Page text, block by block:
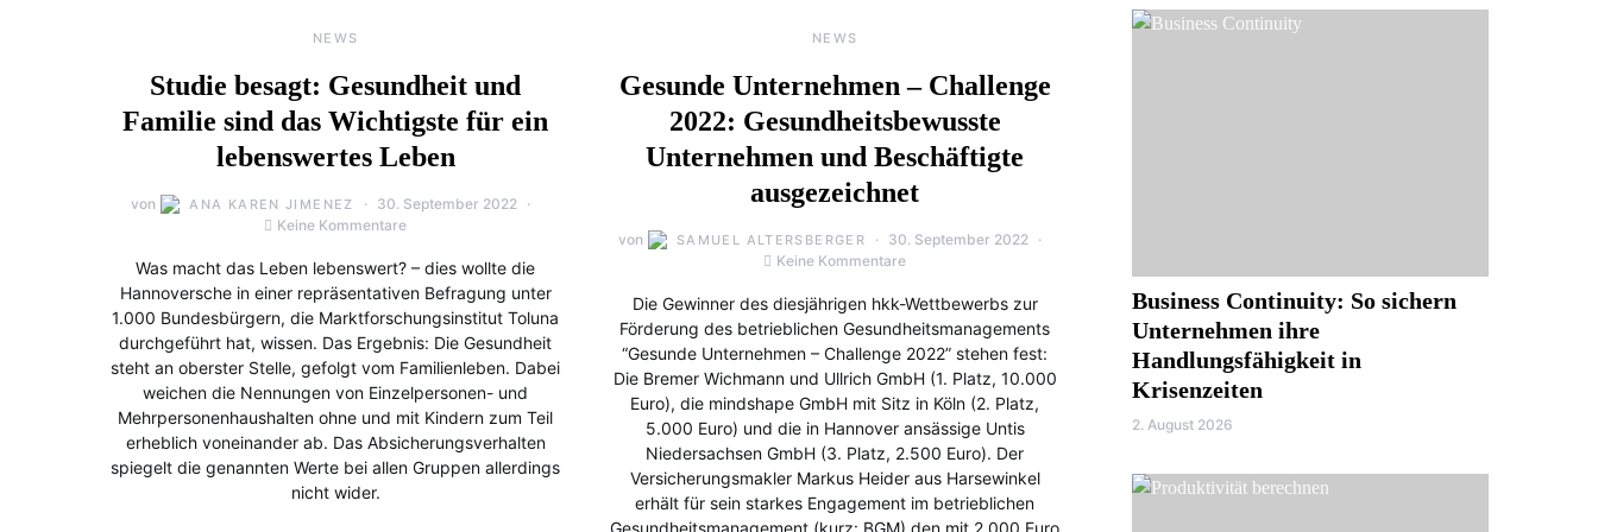
NEWS
Studie besagt: Gesundheit und
Familie sind das Wichtigste für ein
lebenswertes Leben
von ANA KAREN JIMENEZ
30. September 2022
Keine Kommentare
Was macht das Leben lebenswert? – dies wollte die
Hannoversche in einer repräsentativen Befragung unter
1.000 Bundesbürgern, die Marktforschungsinstitut Toluna
durchgeführt hat, wissen. Das Ergebnis: Die Gesundheit
steht an oberster Stelle, gefolgt vom Familienleben. Dabei
weichen die Nennungen von Einzelpersonen- und
Mehrpersonenhaushalten ohne und mit Kindern zum Teil
erheblich voneinander ab. Das Absicherungsverhalten
spiegelt die genannten Werte bei allen Gruppen allerdings
nicht wider.
NEWS
Gesunde Unternehmen – Challenge
2022: Gesundheitsbewusste
Unternehmen und Beschäftigte
ausgezeichnet
von SAMUEL ALTERSBERGER
30. September 2022
Keine Kommentare
Die Gewinner des diesjährigen hkk-Wettbewerbs zur
Förderung des betrieblichen Gesundheitsmanagements
“Gesunde Unternehmen – Challenge 2022” stehen fest:
Die Bremer Wichmann und Ullrich GmbH (1. Platz, 10.000
Euro), die mindshape GmbH mit Sitz in Köln (2. Platz,
5.000 Euro) und die in Hannover ansässige Untis
Niedersachsen GmbH (3. Platz, 2.500 Euro). Der
Versicherungsmakler Markus Heider aus Harsewinkel
erhält für sein starkes Engagement im betrieblichen
Gesundheitsmanagement (kurz: BGM) den mit 2.000 Euro
Business Continuity: So sichern
Unternehmen ihre
Handlungsfähigkeit in
Krisenzeiten
2. August 2026